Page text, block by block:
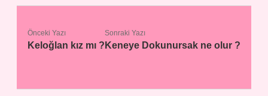
Önceki Yazı
Keloğlan kız mı ?
Sonraki Yazı
Keneye Dokunursak ne olur ?